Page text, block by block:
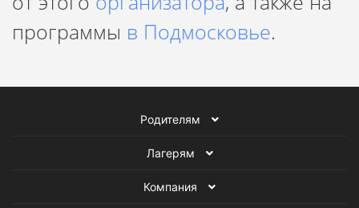
история - это совсем не скучно! А очень даже
увлекательно и интересно.
программы в Подмосковье.
Родителям
Лагерям
Компания